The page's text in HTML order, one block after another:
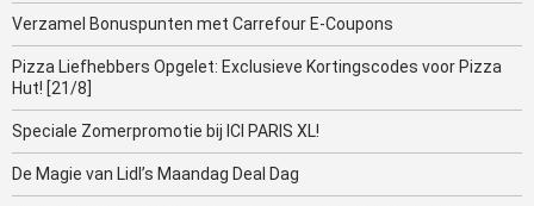
Verzamel Bonuspunten met Carrefour E-Coupons
Pizza Liefhebbers Opgelet: Exclusieve Kortingscodes voor Pizza
Hut! [21/8]
Speciale Zomerpromotie bij ICI PARIS XL!
De Magie van Lidl’s Maandag Deal Dag